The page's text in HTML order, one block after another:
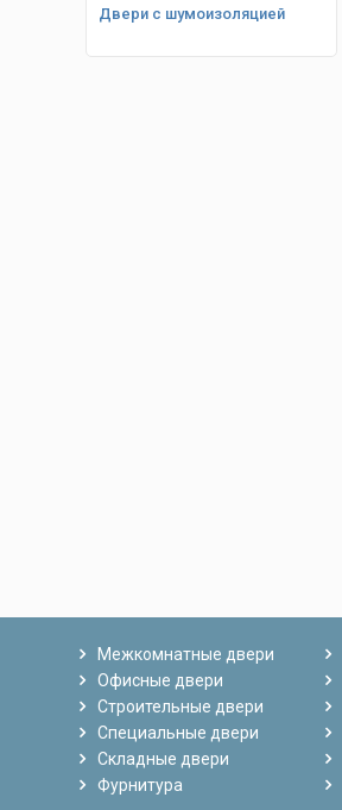
Двери с шумоизоляцией
Межкомнатные двери
Офисные двери
Строительные двери
Специальные двери
Складные двери
Фурнитура